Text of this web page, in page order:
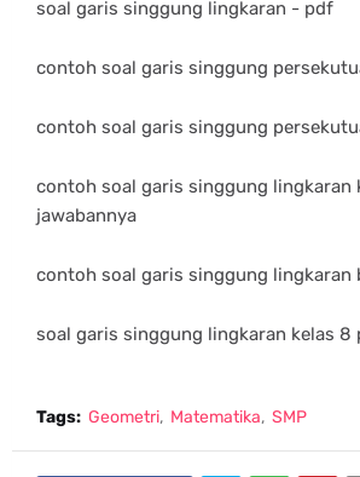
soal garis singgung lingkaran - pdf
contoh soal garis singgung
contoh soal garis singgung
contoh soal garis singgung lingkaran
jawabannya
contoh soal garis singgung lingkaran
soal garis singgung lingkaran kelas 8
Tags: Geometri Matematika SMP